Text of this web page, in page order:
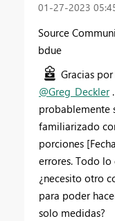
‎01-27-2023
Source
bdue
Gracias
@Greg_Deckler.
probablemente
familiarizado
porciones
errores. Todo
¿necesito otro
para poder
solo medidas?